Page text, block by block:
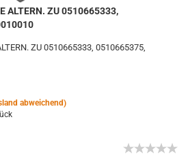
ALTERN. ZU 0510665333,
ZU 0510665333, 0510665375,
abweichend)